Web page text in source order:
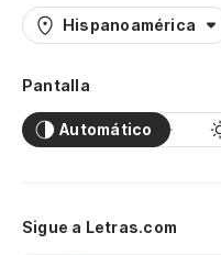
Hispanoamérica
Pantalla
Automático
Sigue a Letras.com